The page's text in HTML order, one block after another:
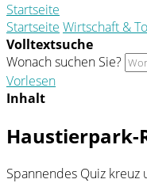
Startseite
Startseite Wirtschaft &
Volltextsuche
Wonach suchen Sie?
Vorlesen
Inhalt
Haustierpark-
Spannendes Quiz